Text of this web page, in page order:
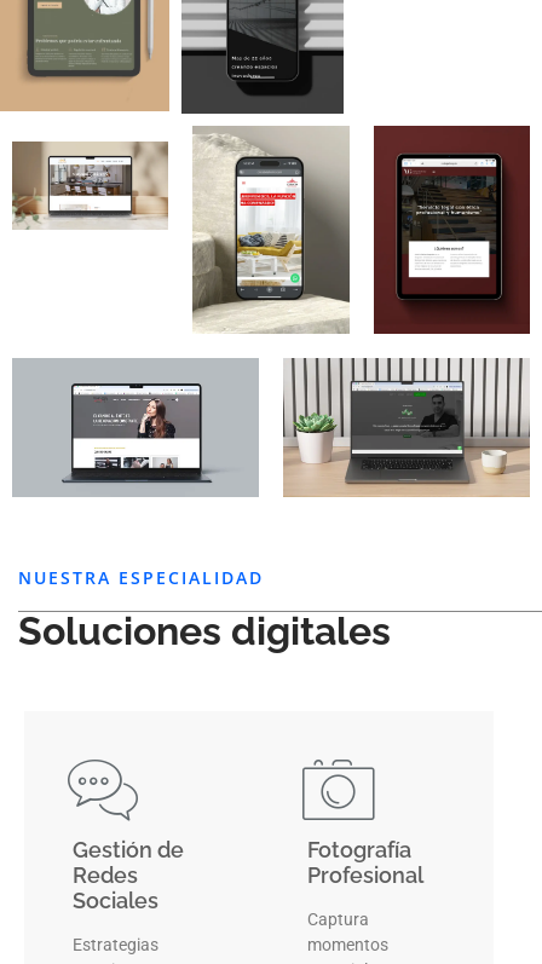
NUESTRA ESPECIALIDAD
Soluciones digitales
Gestión de
Redes
Sociales
Estrategias
Fotografía
Profesional
Captura
momentos